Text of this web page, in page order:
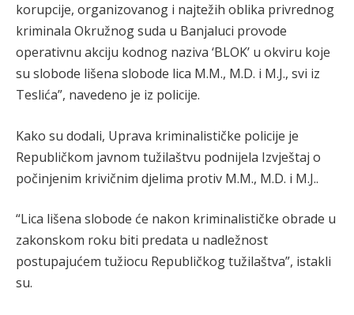
korupcije, organizovanog i najtežih oblika privrednog
kriminala Okružnog suda u Banjaluci provode
operativnu akciju kodnog naziva ‘BLOK’ u okviru koje
su slobode lišena slobode lica M.M., M.D. i M.J., svi iz
Teslića”, navedeno je iz policije.
Kako su dodali, Uprava kriminalističke policije je
Republičkom javnom tužilaštvu podnijela Izvještaj o
počinjenim krivičnim djelima protiv M.M., M.D. i M.J..
“Lica lišena slobode će nakon kriminalističke obrade u
zakonskom roku biti predata u nadležnost
postupajućem tužiocu Republičkog tužilaštva”, istakli
su.